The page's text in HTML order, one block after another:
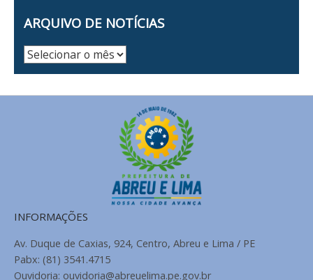
ARQUIVO DE NOTÍCIAS
Arquivo
INFORMAÇÕES
Av. Duque de Caxias, 924, Centro, Abreu e Lima / PE
Pabx: (81) 3541.4715
Ouvidoria: ouvidoria@abreuelima.pe.gov.br